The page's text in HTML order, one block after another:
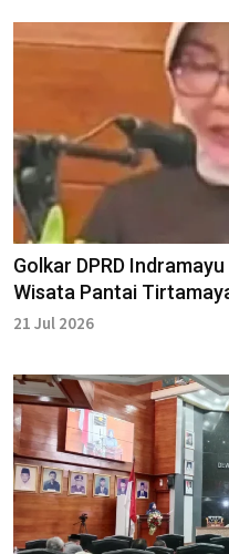
Golkar DPRD
Wisata Pantai
21 Jul 2026